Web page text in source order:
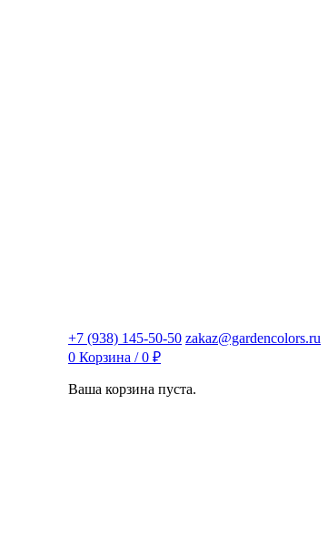
+7 (938) 145-50-50 zakaz@gardencolors.ru
0 Корзина /0 ₽
Ваша корзина пуста.